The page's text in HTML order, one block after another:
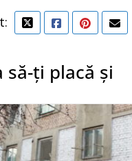
să-ți placă și